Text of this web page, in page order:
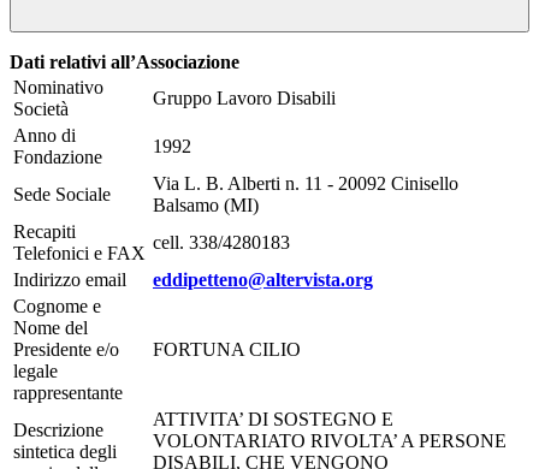
Dati relativi all’Associazione
Nominativo
Società
Gruppo Lavoro Disabili
Anno di
Fondazione
1992
Sede Sociale
Via L. B. Alberti n. 11 - 20092 Cinisello
Balsamo (MI)
Recapiti
Telefonici e FAX
cell. 338/4280183
Indirizzo email
eddipetteno@altervista.org
Cognome e
Nome del
Presidente e/o
legale
rappresentante
FORTUNA CILIO
Descrizione
sintetica degli
ATTIVITA’ DI SOSTEGNO E
VOLONTARIATO RIVOLTA’ A PERSONE
DISABILI, CHE VENGONO